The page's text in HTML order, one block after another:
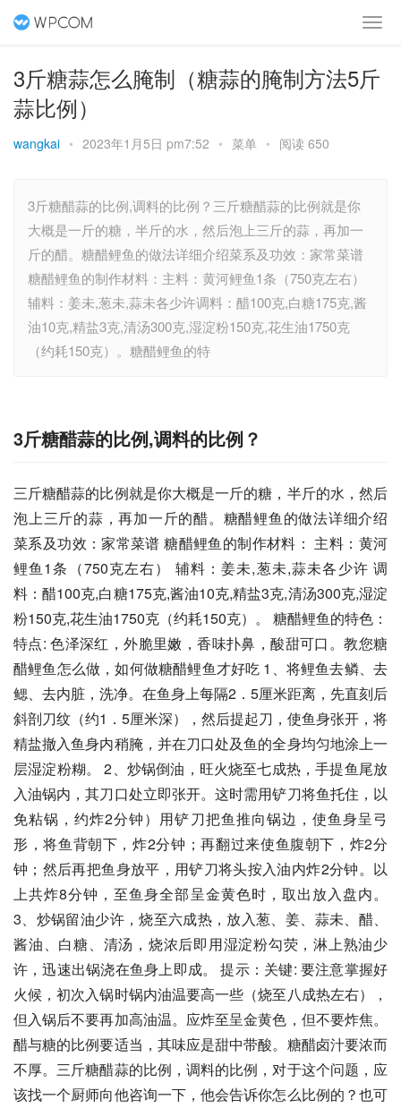
3斤糖蒜怎么腌制（糖蒜的腌制方法5斤
蒜比例）
wangkai • 2023年1月5日 pm7:52 • 菜单 • 阅读 650
3斤糖醋蒜的比例,调料的比例？三斤糖醋蒜的比例就是你
大概是一斤的糖，半斤的水，然后泡上三斤的蒜，再加一
斤的醋。糖醋鲤鱼的做法详细介绍菜系及功效：家常菜谱
糖醋鲤鱼的制作材料：主料：黄河鲤鱼1条（750克左右）
辅料：姜未,葱未,蒜未各少许调料：醋100克,白糖175克,酱
油10克,精盐3克,清汤300克,湿淀粉150克,花生油1750克
（约耗150克）。糖醋鲤鱼的特
3斤糖醋蒜的比例,调料的比例？
三斤糖醋蒜的比例就是你大概是一斤的糖，半斤的水，然后
泡上三斤的蒜，再加一斤的醋。糖醋鲤鱼的做法详细介绍
菜系及功效：家常菜谱 糖醋鲤鱼的制作材料： 主料：黄河
鲤鱼1条（750克左右） 辅料：姜未,葱未,蒜未各少许 调
料：醋100克,白糖175克,酱油10克,精盐3克,清汤300克,湿淀
粉150克,花生油1750克（约耗150克）。 糖醋鲤鱼的特色：
特点: 色泽深红，外脆里嫩，香味扑鼻，酸甜可口。教您糖
醋鲤鱼怎么做，如何做糖醋鲤鱼才好吃 1、将鲤鱼去鳞、去
鳃、去内脏，洗净。在鱼身上每隔2．5厘米距离，先直刻后
斜剖刀纹（约1．5厘米深），然后提起刀，使鱼身张开，将
精盐撤入鱼身内稍腌，并在刀口处及鱼的全身均匀地涂上一
层湿淀粉糊。 2、炒锅倒油，旺火烧至七成热，手提鱼尾放
入油锅内，其刀口处立即张开。这时需用铲刀将鱼托住，以
免粘锅，约炸2分钟）用铲刀把鱼推向锅边，使鱼身呈弓
形，将鱼背朝下，炸2分钟；再翻过来使鱼腹朝下，炸2分
钟；然后再把鱼身放平，用铲刀将头按入油内炸2分钟。以
上共炸8分钟，至鱼身全部呈金黄色时，取出放入盘内。
3、炒锅留油少许，烧至六成热，放入葱、姜、蒜未、醋、
酱油、白糖、清汤，烧浓后即用湿淀粉勾荧，淋上熟油少
许，迅速出锅浇在鱼身上即成。 提示：关键: 要注意掌握好
火候，初次入锅时锅内油温要高一些（烧至八成热左右），
但入锅后不要再加高油温。应炸至呈金黄色，但不要炸焦。
醋与糖的比例要适当，其味应是甜中带酸。糖醋卤汁要浓而
不厚。三斤糖醋蒜的比例，调料的比例，对于这个问题，应
该找一个厨师向他咨询一下，他会告诉你怎么比例的？也可